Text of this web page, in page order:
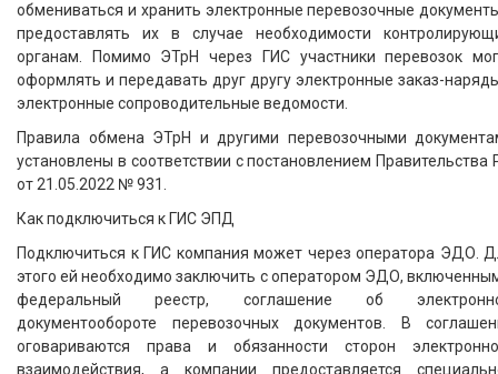
обмениваться и хранить электронные перевозочные
предоставлять их в случае необходимости
органам. Помимо ЭТрН через ГИС участники перевозок
оформлять и передавать друг другу электронные заказ-
электронные сопроводительные ведомости.
Правила обмена ЭТрН и другими перевозочными
установлены в соответствии с постановлением Правительства
от 21.05.2022 № 931.
Как подключиться к ГИС ЭПД
Подключиться к ГИС компания может через оператора ЭДО.
этого ей необходимо заключить с оператором ЭДО,
федеральный реестр, соглашение об
документообороте перевозочных документов. В
оговариваются права и обязанности сторон
взаимодействия, а компании предоставляется